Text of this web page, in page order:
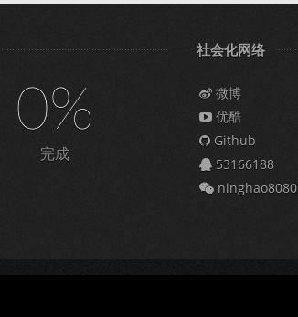
0%
完成
社会化网络
微博
优酷
Github
53166188
ninghao8080